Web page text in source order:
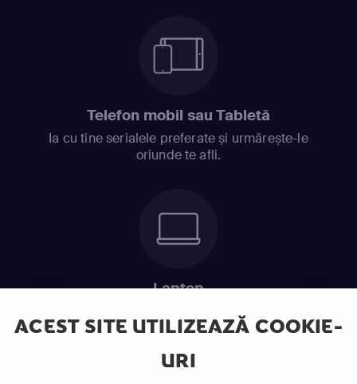
ACEST SITE UTILIZEAZĂ COOKIE-
URI
Telefon mobil sau Tabletă
Ia cu tine serialele preferate și urmărește-le
oriunde te afli.
Laptop
ABONEAZĂ-TE ACUM